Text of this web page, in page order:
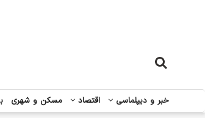
خبر و دیپلماسی اقتصاد مسکن و شهری